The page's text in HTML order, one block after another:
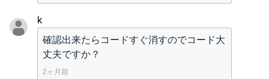
k
確認出来たらコードすぐ消すのでコード大
丈夫ですか？
2ヶ月前